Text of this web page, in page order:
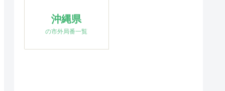
沖縄県
の市外局番一覧